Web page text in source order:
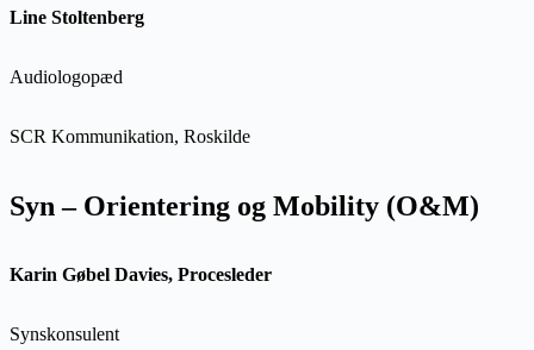
Line Stoltenberg
Audiologopæd
SCR Kommunikation, Roskilde
Syn – Orientering og Mobility (O&M)
Karin Gøbel Davies, Procesleder
Synskonsulent